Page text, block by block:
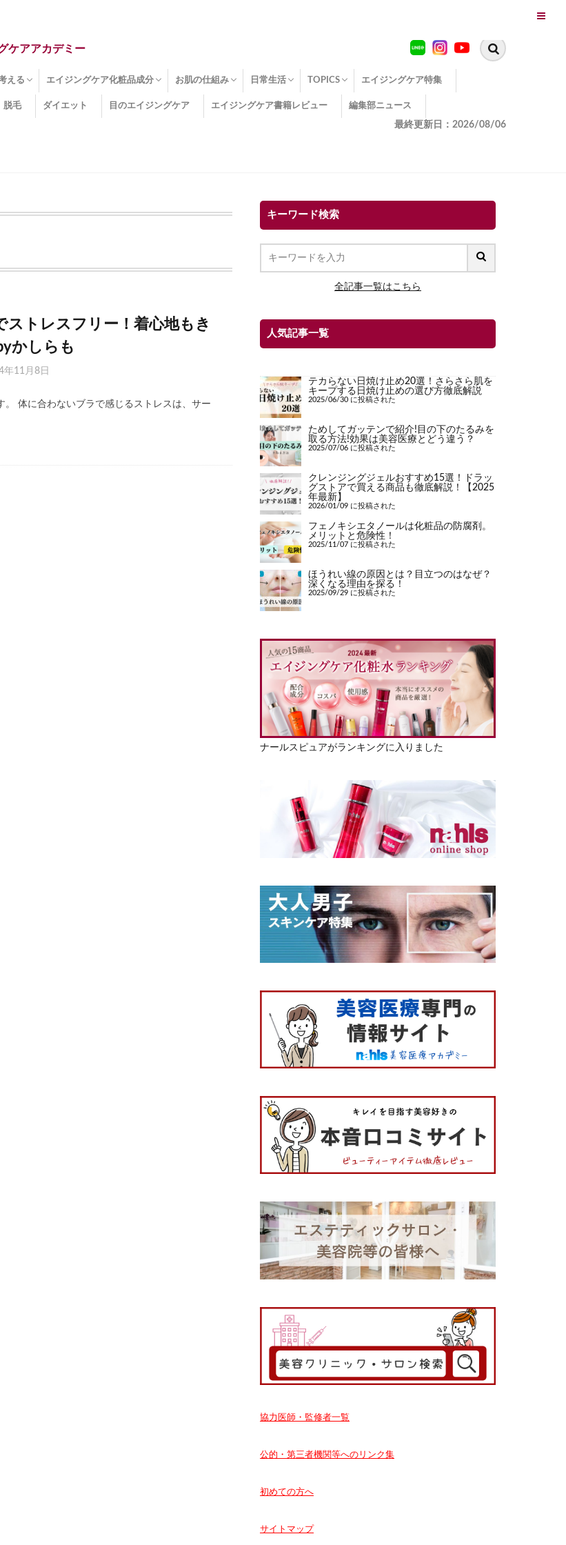
ケアアカデミー
える
ケア化粧品
ム
ーム
スク
化粧品
化粧品
品
ンジング
ワン化粧品
粧品
エイジングケア化粧品成分
エイジングケア化粧品(成分)
セラミド
ネオダーミル
プロテオグリカン
ビタミンC誘導体
コラーゲン
その他の化粧品成分
お肌の仕組み
エイジング
ターンオーバー
皮下組織
表皮
真皮
表皮常在菌
女性ホルモン
その他
日常生活
糖化
便秘
TOPICS
エイジングケア TOPICS
コラーゲンサプリの効果
エイジングケアクイズ
季節別のエイジングケア
幸福とエイジングケア
温活でアンチエイジング
イオン導入
エイジングケア3つのポイント
エイジングケアセミナー
エイジングケアトピックス
動画でみるエイジングケア
エイジングケア特集
脱毛 ダイエット 目のエイジングケア エイジングケア書籍レビュー 編集部ニュース
最終更新日：2026/08/06
ストレスフリー！着心地もき
かしらも
年11月8日
。 体に合わないブラで感じるストレスは、サー
キーワード検索
全記事一覧はこちら
人気記事一覧
テカらない日焼け止め20選！さらさら肌を
キープする日焼け止めの選び方徹底解説
2025/06/30 に投稿された
ためしてガッテンで紹介!目の下のたるみを
取る方法!効果は美容医療とどう違う？
2025/07/06 に投稿された
クレンジングジェルおすすめ15選！ドラッ
グストアで買える商品も徹底解説！【2025
年最新】
2026/01/09 に投稿された
フェノキシエタノールは化粧品の防腐剤。
メリットと危険性！
2025/11/07 に投稿された
ほうれい線の原因とは？目立つのはなぜ？
深くなる理由を探る！
2025/09/29 に投稿された
ナールスピュアがランキングに入りました
協力医師・監修者一覧
公的・第三者機関等へのリンク集
初めての方へ
サイトマップ